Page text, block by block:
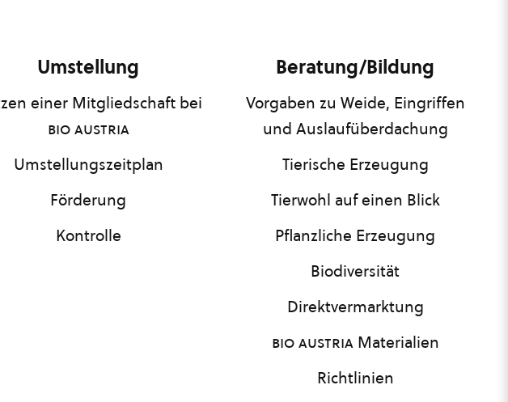
Umstellung
einer Mitgliedschaft bei
bio austria
Umstellungszeitplan
Förderung
Kontrolle
Beratung/Bildung
Vorgaben zu Weide, Eingriffen
und Auslaufüberdachung
Tierische Erzeugung
Tierwohl auf einen Blick
Pflanzliche Erzeugung
Biodiversität
Direktvermarktung
bio austriaMaterialien
Richtlinien